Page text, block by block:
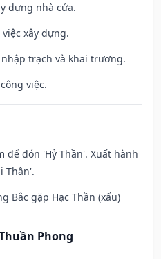
dựng nhà cửa.
xây dựng.
nhập trạch và khai trương.
việc.
đón 'Hỷ Thần'. Xuất hành
Thần'.
Bắc gặp Hạc Thần (xấu)
Phong